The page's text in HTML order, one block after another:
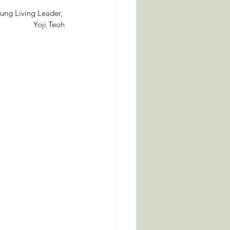
Living Leader,
Yoji Teoh